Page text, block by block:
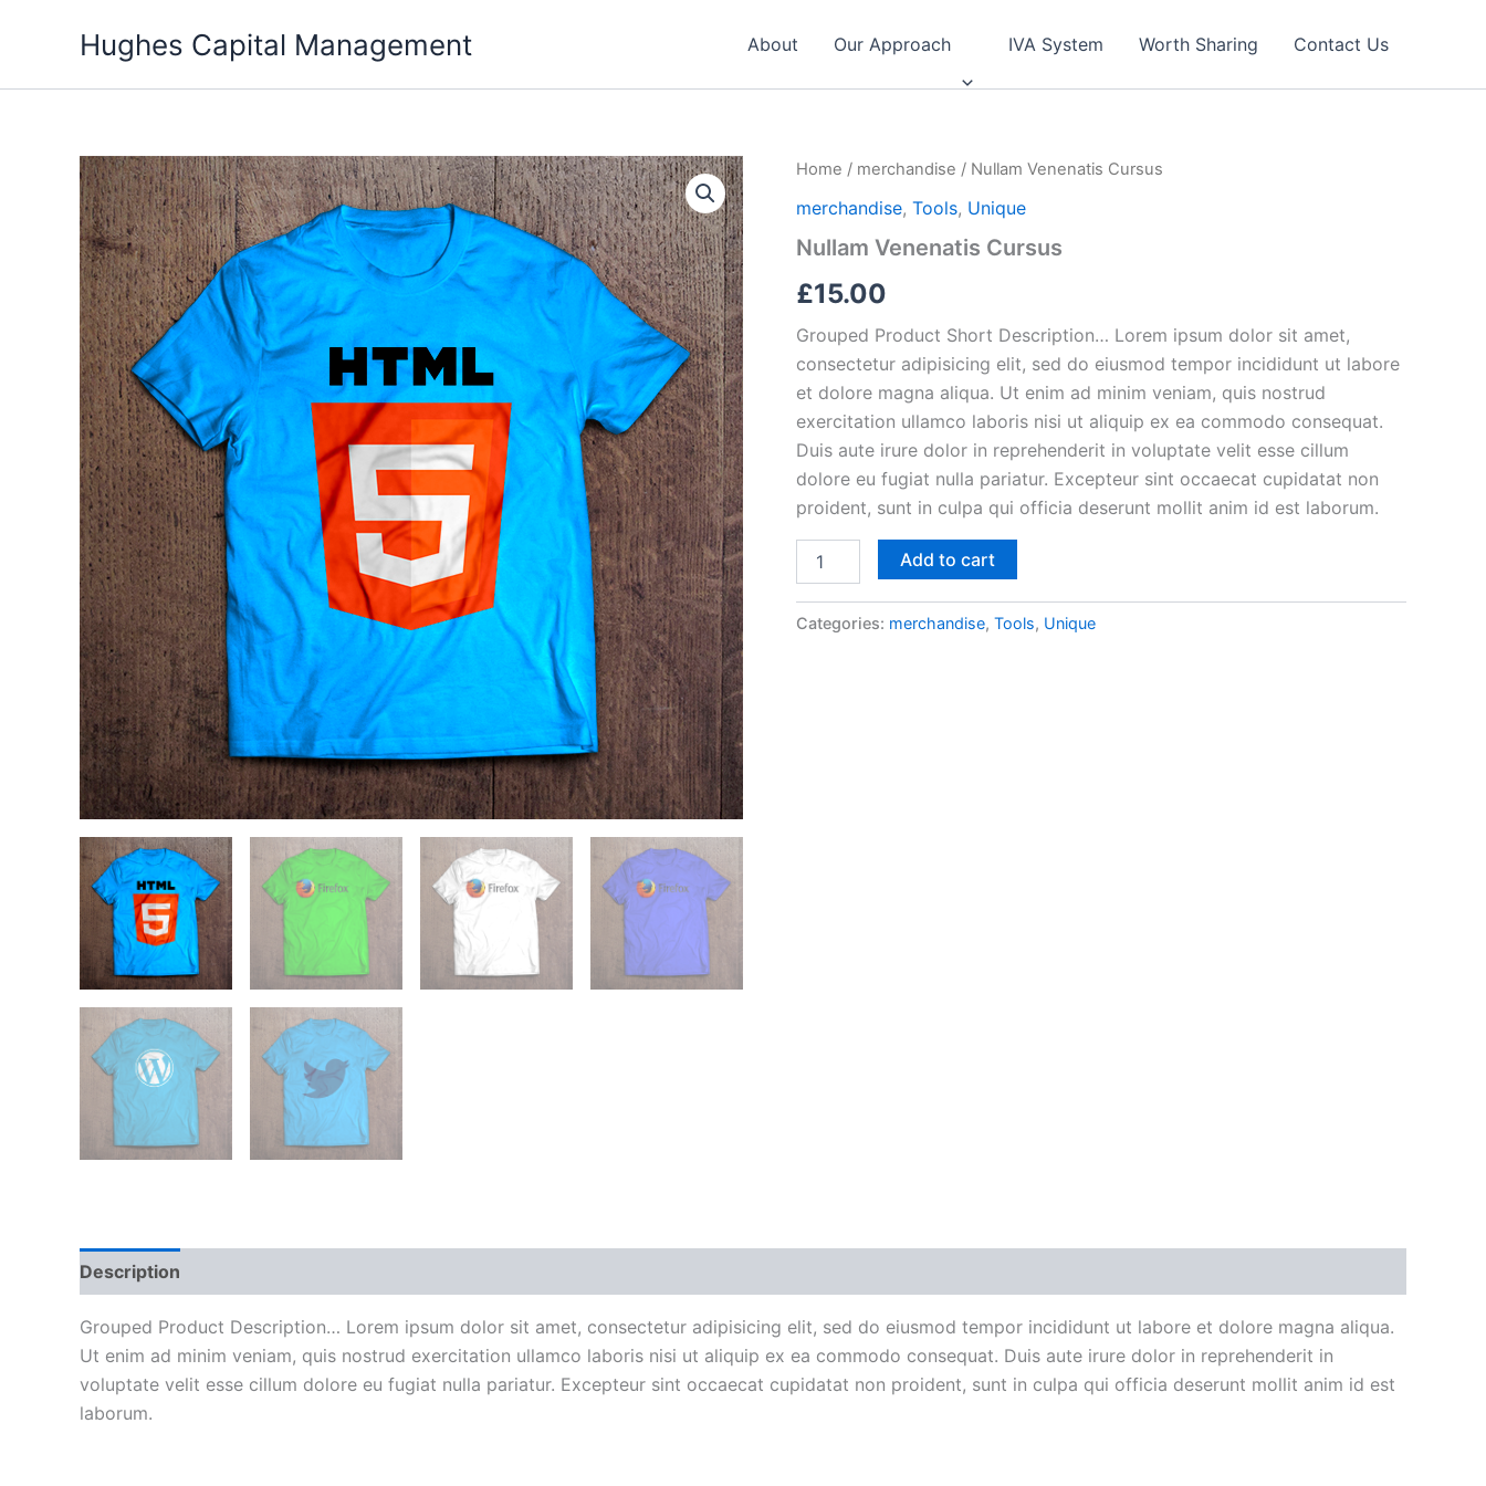
Hughes Capital Management About Our Approach IVA System Worth Sharing Contact Us
Home / merchandise / Nullam Venenatis Cursus
merchandise, Tools, Unique
Nullam Venenatis Cursus
£15.00
Grouped Product Short Description… Lorem ipsum dolor sit amet,
consectetur adipisicing elit, sed do eiusmod tempor incididunt ut labore
et dolore magna aliqua. Ut enim ad minim veniam, quis nostrud
exercitation ullamco laboris nisi ut aliquip ex ea commodo consequat.
Duis aute irure dolor in reprehenderit in voluptate velit esse cillum
dolore eu fugiat nulla pariatur. Excepteur sint occaecat cupidatat non
proident, sunt in culpa qui officia deserunt mollit anim id est laborum.
Venenatis
quantity
Add to cart
Categories: merchandise, Tools, Unique
Description
Grouped Product Description… Lorem ipsum dolor sit amet, consectetur adipisicing elit, sed do eiusmod tempor incididunt ut labore et dolore magna aliqua.
Ut enim ad minim veniam, quis nostrud exercitation ullamco laboris nisi ut aliquip ex ea commodo consequat. Duis aute irure dolor in reprehenderit in
voluptate velit esse cillum dolore eu fugiat nulla pariatur. Excepteur sint occaecat cupidatat non proident, sunt in culpa qui officia deserunt mollit anim id est
laborum.